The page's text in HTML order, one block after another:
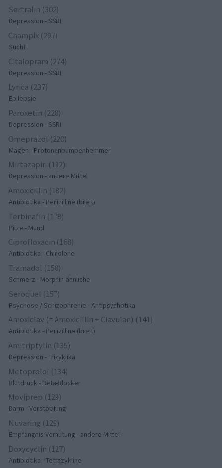
Sertralin (302)
Depression - SSRI
Champix (297)
Sucht
Citalopram (274)
Depression - SSRI
Lyrica (237)
Epilepsie
Paroxetin (228)
Depression - SSRI
Omeprazol (220)
Magen - Protonenpumpenhemmer
Mirtazapin (192)
Depression - andere Mittel
Amoxicillin (182)
Antibiotika - Penizilline (breit)
Terbinafin (178)
Pilze - Mund
Ciprofloxacin (168)
Antibiotika - Chinolone
Tramadol (158)
Schmerz - Morphin-ähnliche
Seroquel (157)
Psychose / Schizophrenie - Antipsychotika
Amoxiclav (= Amoxicillin + Clavulan) (141)
Antibiotika - Penizilline (breit)
Amitriptylin (135)
Depression - Trizyklika
Metoprolol (134)
Blutdruck - Beta-Blocker
Moviprep (129)
Darm - Verstopfung
Nuvaring (129)
Empfängnis Verhütung - andere Mittel
Doxycyclin (127)
Antibiotika - Tetrazykline